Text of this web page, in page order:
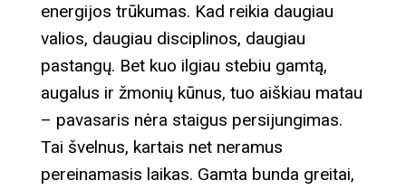
energijos trūkumas. Kad reikia daugiau
valios, daugiau disciplinos, daugiau
pastangų. Bet kuo ilgiau stebiu gamtą,
augalus ir žmonių kūnus, tuo aiškiau matau
– pavasaris nėra staigus persijungimas.
Tai švelnus, kartais net neramus
pereinamasis laikas. Gamta bunda greitai,